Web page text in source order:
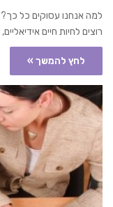
למה אנחנו עסוקים כל
רוצים לחיות חיים
לחץ להמשך »